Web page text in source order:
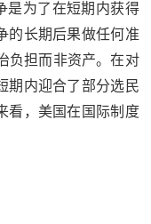
是为了在短期内获得
的长期后果做任何准
负担而非资产。在对
期内迎合了部分选民
看，美国在国际制度